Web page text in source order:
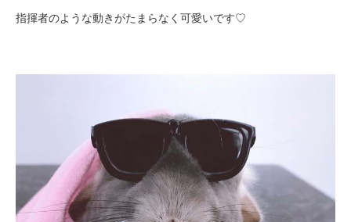
指揮者のような動きがたまらなく可愛いです♡
pecodogs
いぬ部をフォロー
pecocats
ねこ部をフォロー
アプリで開く